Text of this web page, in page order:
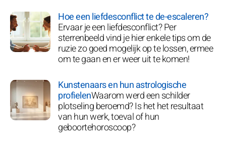
Hoe een liefdesconflict te de-escaleren?
Ervaar je een liefdesconflict? Per
sterrenbeeld vind je hier enkele tips om de
ruzie zo goed mogelijk op te lossen, ermee
om te gaan en er weer uit te komen!
Kunstenaars en hun astrologische
profielenWaarom werd een schilder
plotseling beroemd? Is het het resultaat
van hun werk, toeval of hun
geboortehoroscoop?